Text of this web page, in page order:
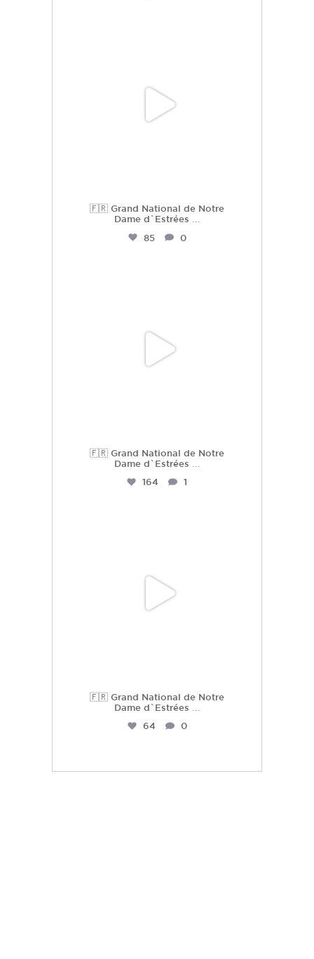
🇫🇷 Grand National de Notre
Dame d`Estrées ...
85
0
🇫🇷 Grand National de Notre
Dame d`Estrées
164
1
🇫🇷 Grand National de Notre
Dame d`Estrées ...
64
0